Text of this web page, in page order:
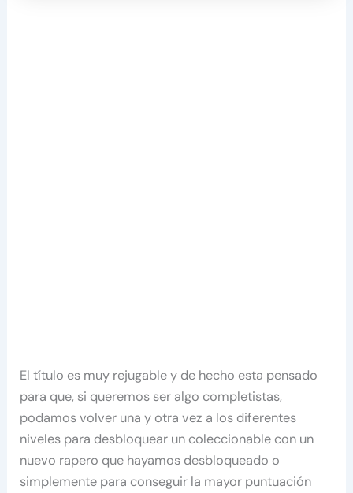
El título es muy rejugable y de hecho esta pensado
para que, si queremos ser algo completistas,
podamos volver una y otra vez a los diferentes
niveles para desbloquear un coleccionable con un
nuevo rapero que hayamos desbloqueado o
simplemente para conseguir la mayor puntuación